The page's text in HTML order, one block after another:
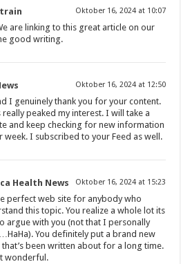
Oktober 16, 2024 at 10:07
are linking to this great article on our
good writing.
Oktober 16, 2024 at 12:50
I genuinely thank you for your content.
really peaked my interest. I will take a
and keep checking for new information
week. I subscribed to your Feed as well.
Health News Oktober 16, 2024 at 15:23
perfect web site for anybody who
this topic. You realize a whole lot its
argue with you (not that I personally
You definitely put a brand new
been written about for a long time.
wonderful.